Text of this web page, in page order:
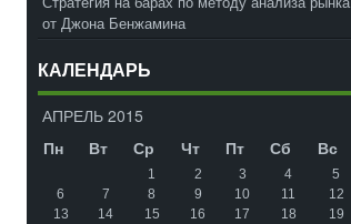
от Джона Бенжамина
КАЛЕНДАРЬ
АПРЕЛЬ 2015
Пн
Вт Ср Чт Пт Сб Вс
1 2 3 4
5
6
7 8 9 10 11
12
13
14 15 16 17 18
19